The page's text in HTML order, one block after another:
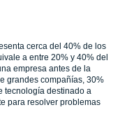
cerca del 40% de los
a entre 20% y 40% del
empresa antes de la
grandes compañías, 30%
tecnología destinado a
para resolver problemas